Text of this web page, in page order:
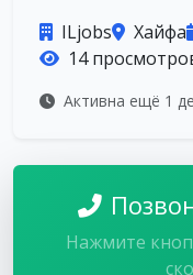
ILjobs Хайфа
14
Активна ещё 1
Нажмите